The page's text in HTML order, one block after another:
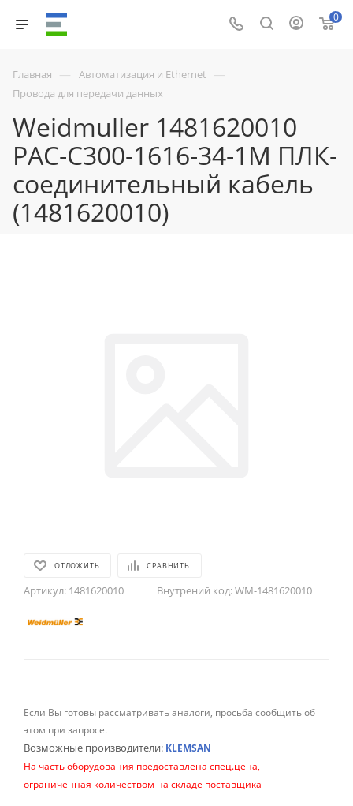
0
Главная — Автоматизация и Ethernet —
Провода для передачи данных
Weidmuller 1481620010
PAC-C300-1616-34-1M ПЛК-
соединительный кабель
(1481620010)
ОТЛОЖИТЬ СРАВНИТЬ
Артикул: 1481620010 Внутрений код:WM-1481620010
Если Вы готовы рассматривать аналоги, просьба сообщить об
этом при запросе.
Возможные производители: KLEMSAN
На часть оборудования предоставлена спец.цена,
ограниченная количеством на складе поставщика